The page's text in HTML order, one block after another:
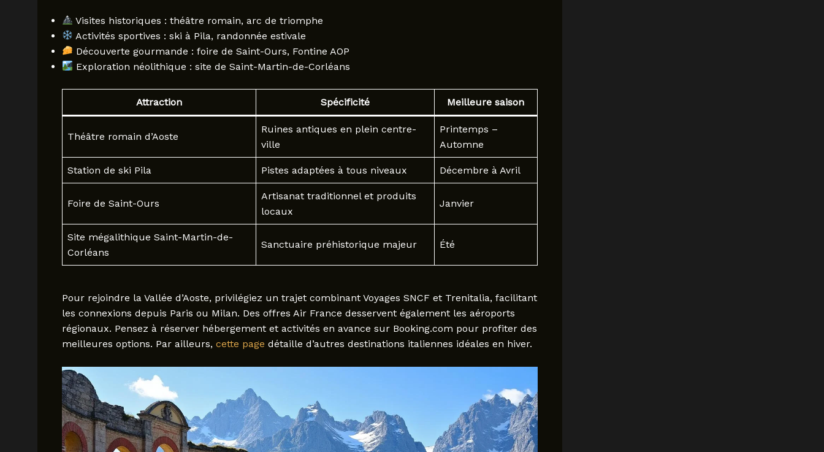
Visites historiques : théâtre romain, arc de triomphe
Activités sportives : ski à Pila, randonnée estivale
Découverte gourmande : foire de Saint-Ours, Fontine AOP
Exploration néolithique : site de Saint-Martin-de-Corléans
Attraction Spécificité Meilleure saison
Théâtre romain d’Aoste
Ruines antiques en plein centre-
ville
Printemps –
Automne
Station de ski Pila Pistes adaptées à tous niveaux Décembre à Avril
Foire de Saint-Ours
Artisanat traditionnel et produits
locaux
Janvier
Site mégalithique Saint-Martin-de-
Corléans
Sanctuaire préhistorique majeur Été
Pour rejoindre la Vallée d’Aoste, privilégiez un trajet combinant Voyages SNCF et Trenitalia, facilitant
les connexions depuis Paris ou Milan. Des offres Air France desservent également les aéroports
régionaux. Pensez à réserver hébergement et activités en avance sur Booking.com pour profiter des
meilleures options. Par ailleurs, cette page détaille d’autres destinations italiennes idéales en hiver.